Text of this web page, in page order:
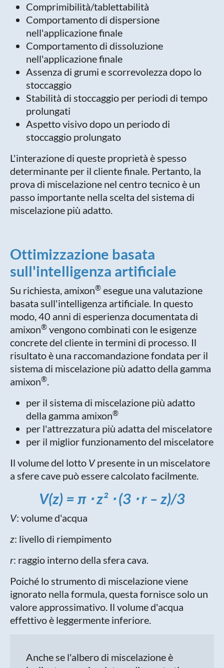
Comprimibilità/tablettabilità
Comportamento di dispersione
nell'applicazione finale
Comportamento di dissoluzione
nell'applicazione finale
Assenza di grumi e scorrevolezza dopo lo
stoccaggio
Stabilità di stoccaggio per periodi di tempo
prolungati
Aspetto visivo dopo un periodo di
stoccaggio prolungato
L'interazione di queste proprietà è spesso
determinante per il cliente finale. Pertanto, la
prova di miscelazione nel centro tecnico è un
passo importante nella scelta del sistema di
miscelazione più adatto.
Ottimizzazione basata
sull'intelligenza artificiale
Su richiesta, amixon® esegue una valutazione
basata sull'intelligenza artificiale. In questo
modo, 40 anni di esperienza documentata di
amixon® vengono combinati con le esigenze
concrete del cliente in termini di processo. Il
risultato è una raccomandazione fondata per il
sistema di miscelazione più adatto della gamma
amixon®.
per il sistema di miscelazione più adatto
della gamma amixon®
per l'attrezzatura più adatta del miscelatore
per il miglior funzionamento del miscelatore
Il volume del lotto Vpresente in un miscelatore
a sfere cave può essere calcolato facilmente.
V(z) = π ⋅ z² ⋅ (3 ⋅ r – z)/3
V: volume d'acqua
z: livello di riempimento
r: raggio interno della sfera cava.
Poiché lo strumento di miscelazione viene
ignorato nella formula, questa fornisce solo un
valore approssimativo. Il volume d'acqua
effettivo è leggermente inferiore.
Anche se l'albero di miscelazione è